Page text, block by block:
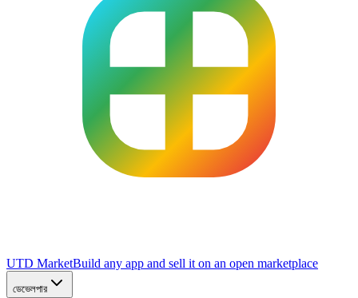
UTD MarketBuild any app and sell it on an open marketplace
ডেভেলপার